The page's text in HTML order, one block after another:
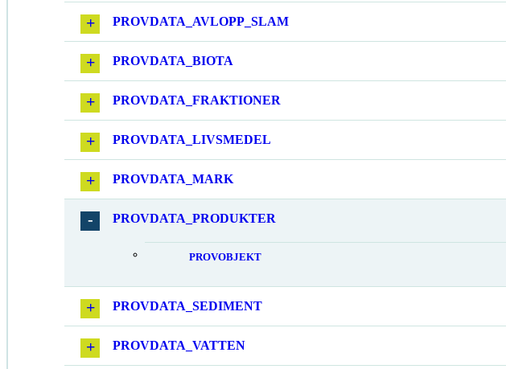
PROVDATA_AVLOPP_SLAM
PROVDATA_BIOTA
PROVDATA_FRAKTIONER
PROVDATA_LIVSMEDEL
PROVDATA_MARK
PROVDATA_PRODUKTER
PROVOBJEKT
PROVDATA_SEDIMENT
PROVDATA_VATTEN